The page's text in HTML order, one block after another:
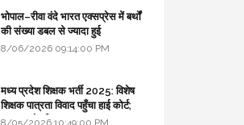
भोपाल–रीवा वंदे भारत एक्सप्रेस में बर्थों
की संख्या डबल से ज्यादा हुई
8/06/2026 09:14:00 PM
मध्य प्रदेश शिक्षक भर्ती 2025: विशेष
शिक्षक पात्रता विवाद पहुँचा हाई कोर्ट;
सरकार से माँगा जवाब
8/05/2026 10:49:00 PM